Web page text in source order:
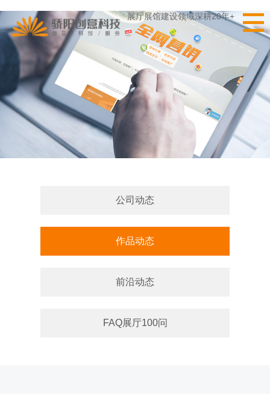
展厅展馆建设领域深耕20年+
公司动态
作品动态
前沿动态
FAQ展厅100问